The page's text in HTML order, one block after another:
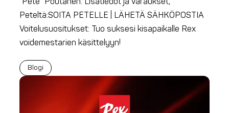
Peteltä:SOITA PETELLE | LÄHETÄ SÄHKÖPOSTIA
Voitelusuositukset: Tuo suksesi kisapaikalle Rex
voidemestarien käsittelyyn!
Blogi